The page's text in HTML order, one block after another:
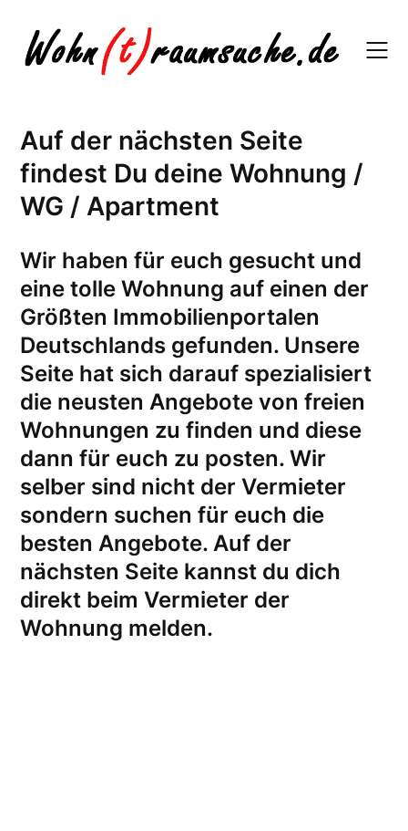
content
Auf der nächsten Seite
findest Du deine Wohnung /
WG / Apartment
Wir haben für euch gesucht und
eine tolle Wohnung auf einen der
Größten Immobilienportalen
Deutschlands gefunden. Unsere
Seite hat sich darauf spezialisiert
die neusten Angebote von freien
Wohnungen zu finden und diese
dann für euch zu posten. Wir
selber sind nicht der Vermieter
sondern suchen für euch die
besten Angebote. Auf der
nächsten Seite kannst du dich
direkt beim Vermieter der
Wohnung melden.